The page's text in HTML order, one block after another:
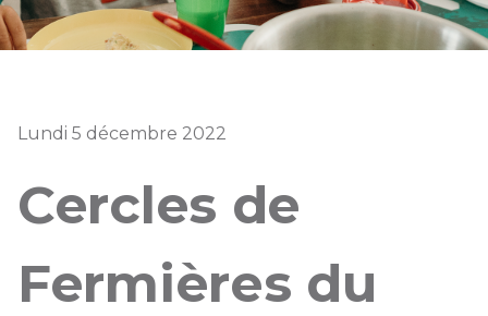
Lundi 5 décembre 2022
Cercles de
Fermières du